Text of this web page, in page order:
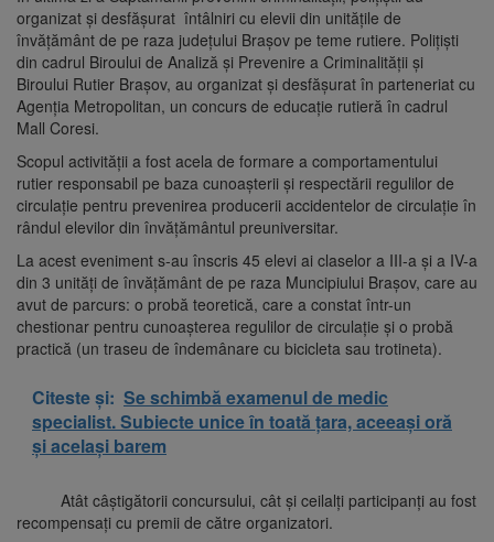
organizat şi desfăşurat întâlniri cu elevii din unitățile de
învățământ de pe raza județului Brașov pe teme rutiere. Polițiști
din cadrul Biroului de Analiză și Prevenire a Criminalității și
Biroului Rutier Brașov, au organizat și desfășurat în parteneriat cu
Agenția Metropolitan, un concurs de educație rutieră în cadrul
Mall Coresi.
Scopul activității a fost acela de formare a comportamentului
rutier responsabil pe baza cunoașterii și respectării regulilor de
circulație pentru prevenirea producerii accidentelor de circulație în
rândul elevilor din învățământul preuniversitar.
La acest eveniment s-au înscris 45 elevi ai claselor a III-a și a IV-a
din 3 unități de învățământ de pe raza Muncipiului Brașov, care au
avut de parcurs: o probă teoretică, care a constat într-un
chestionar pentru cunoașterea regulilor de circulație și o probă
practică (un traseu de îndemânare cu bicicleta sau trotineta).
Citeste și: Se schimbă examenul de medic
specialist. Subiecte unice în toată țara, aceeași oră
și același barem
Atât câștigătorii concursului, cât și ceilalți participanți au fost
recompensați cu premii de către organizatori.